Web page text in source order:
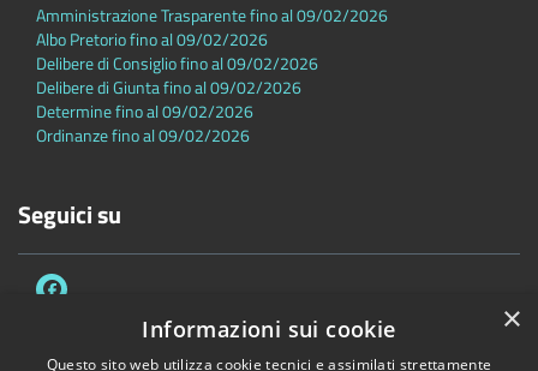
Amministrazione Trasparente fino al 09/02/2026
Albo Pretorio fino al 09/02/2026
Delibere di Consiglio fino al 09/02/2026
Delibere di Giunta fino al 09/02/2026
Determine fino al 09/02/2026
Ordinanze fino al 09/02/2026
Seguici su
×
Informazioni sui cookie
Questo sito web utilizza cookie tecnici e assimilati strettamente